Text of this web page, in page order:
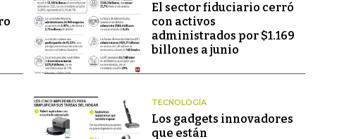
El sector fiduciario cerró
con activos
administrados por $1.169
billones a junio
TECNOLOGÍA
Los gadgets innovadores
que están